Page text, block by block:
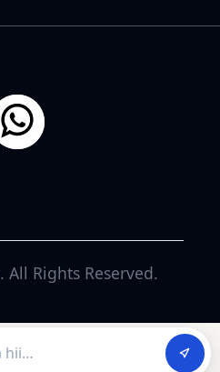
. All Rights Reserved.